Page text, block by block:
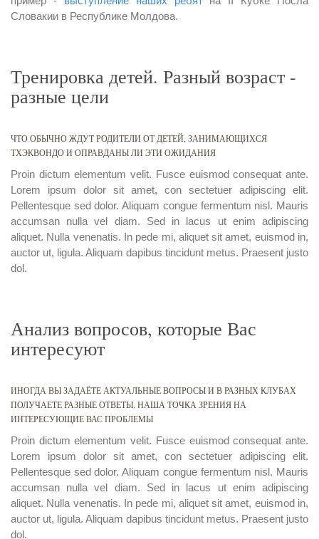
Словакии в Республике Молдова.
Тренировка детей. Разный возраст -
разные цели
ЧТО ОБЫЧНО ЖДУТ РОДИТЕЛИ ОТ ДЕТЕЙ, ЗАНИМАЮЩИХСЯ
ТХЭКВОНДО И ОПРАВДАНЫ ЛИ ЭТИ ОЖИДАНИЯ
Proin dictum elementum velit. Fusce euismod consequat ante.
Lorem ipsum dolor sit amet, con sectetuer adipiscing elit.
Pellentesque sed dolor. Aliquam congue fermentum nisl. Mauris
accumsan nulla vel diam. Sed in lacus ut enim adipiscing
aliquet. Nulla venenatis. In pede mi, aliquet sit amet, euismod in,
auctor ut, ligula. Aliquam dapibus tincidunt metus. Praesent justo
dol.
Анализ вопросов, которые Вас
интересуют
ИНОГДА ВЫ ЗАДАЁТЕ АКТУАЛЬНЫЕ ВОПРОСЫ И В РАЗНЫХ КЛУБАХ
ПОЛУЧАЕТЕ РАЗНЫЕ ОТВЕТЫ. НАША ТОЧКА ЗРЕНИЯ НА
ИНТЕРЕСУЮЩИЕ ВАС ПРОБЛЕМЫ
Proin dictum elementum velit. Fusce euismod consequat ante.
Lorem ipsum dolor sit amet, con sectetuer adipiscing elit.
Pellentesque sed dolor. Aliquam congue fermentum nisl. Mauris
accumsan nulla vel diam. Sed in lacus ut enim adipiscing
aliquet. Nulla venenatis. In pede mi, aliquet sit amet, euismod in,
auctor ut, ligula. Aliquam dapibus tincidunt metus. Praesent justo
dol.